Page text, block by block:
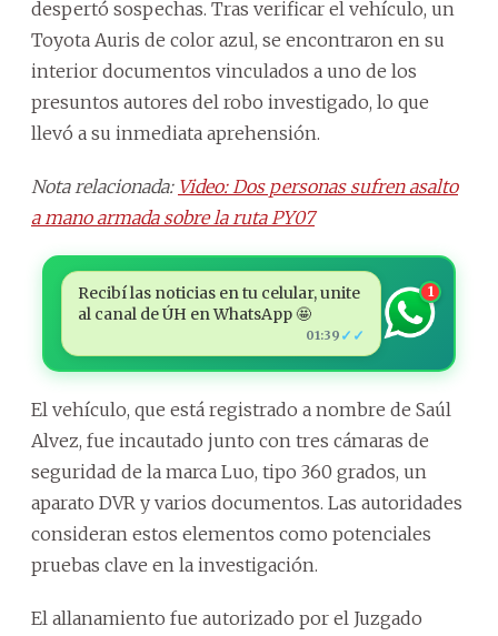
despertó sospechas. Tras verificar el vehículo, un
Toyota Auris de color azul, se encontraron en su
interior documentos vinculados a uno de los
presuntos autores del robo investigado, lo que
llevó a su inmediata aprehensión.
Nota relacionada: Video: Dos personas sufren asalto
a mano armada sobre la ruta PY07
Recibí las noticias en tu celular, unite
al canal de ÚH en WhatsApp 🤩
01:39 ✓✓
1
El vehículo, que está registrado a nombre de Saúl
Alvez, fue incautado junto con tres cámaras de
seguridad de la marca Luo, tipo 360 grados, un
aparato DVR y varios documentos. Las autoridades
consideran estos elementos como potenciales
pruebas clave en la investigación.
El allanamiento fue autorizado por el Juzgado